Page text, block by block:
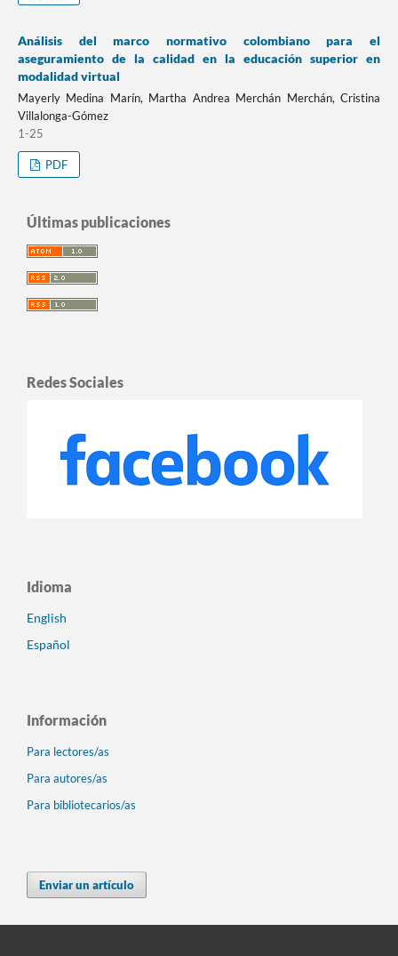
Análisis del marco normativo colombiano para el
aseguramiento de la calidad en la educación superior en
modalidad virtual
Mayerly Medina Marín, Martha Andrea Merchán Merchán, Cristina
Villalonga-Gómez
1-25
PDF
Últimas publicaciones
Redes Sociales
Idioma
English
Español
Información
Para lectores/as
Para autores/as
Para bibliotecarios/as
Enviar un artículo